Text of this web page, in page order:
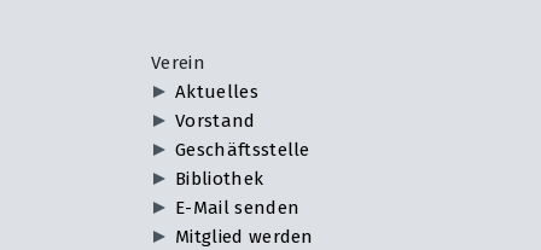
Verein
Aktuelles
Vorstand
Geschäftsstelle
Bibliothek
E-Mail senden
Mitglied werden